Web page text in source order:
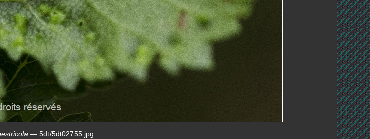
— 5dt/5dt02755.jpg